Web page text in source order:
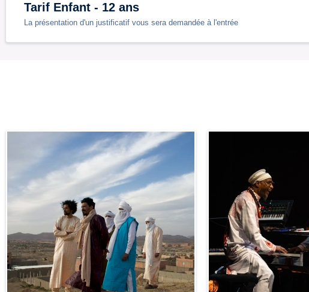
Tarif Enfant - 12 ans
La présentation d'un justificatif vous sera demandée à l'entrée